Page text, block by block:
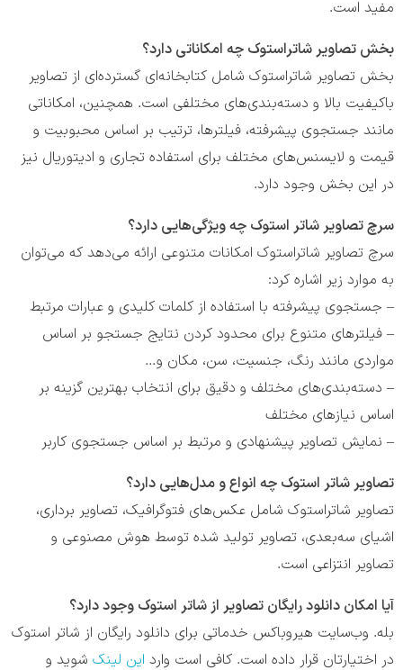
مفید است.
بخش تصاویر شاتراستوک چه امکاناتی دارد؟
بخش تصاویر شاتراستوک شامل کتابخانه‌ای گسترده‌ای از تصاویر
باکیفیت بالا و دسته‌بندی‌های مختلفی است. همچنین، امکاناتی
مانند جستجوی پیشرفته، فیلترها، ترتیب بر اساس محبوبیت و
قیمت و لایسنس‌های مختلف برای استفاده تجاری و ادیتوریال نیز
در این بخش وجود دارد.
سرچ تصاویر شاتر استوک چه ویژگی‌هایی دارد؟
سرچ تصاویر شاتراستوک امکانات متنوعی ارائه می‌دهد که می‌توان
به موارد زیر اشاره کرد:
– جستجوی پیشرفته با استفاده از کلمات کلیدی و عبارات مرتبط
– فیلترهای متنوع برای محدود کردن نتایج جستجو بر اساس
مواردی مانند رنگ، جنسیت، سن، مکان و…
– دسته‌بندی‌های مختلف و دقیق برای انتخاب بهترین گزینه‌ بر
اساس نیازهای مختلف
– نمایش تصاویر پیشنهادی و مرتبط بر اساس جستجوی کاربر
تصاویر شاتر استوک چه انواع و مدل‌هایی دارد؟
تصاویر شاتراستوک شامل عکس‌های فتوگرافیک، تصاویر برداری،
اشیای سه‌بعدی، تصاویر تولید شده توسط هوش مصنوعی و
تصاویر انتزاعی است.
آیا امکان دانلود رایگان تصاویر از شاتر استوک وجود دارد؟
بله. وب‌سایت هیروباکس خدماتی برای دانلود رایگان از شاتر استوک
در اختیارتان قرار داده است. کافی است وارد این لینک شوید و